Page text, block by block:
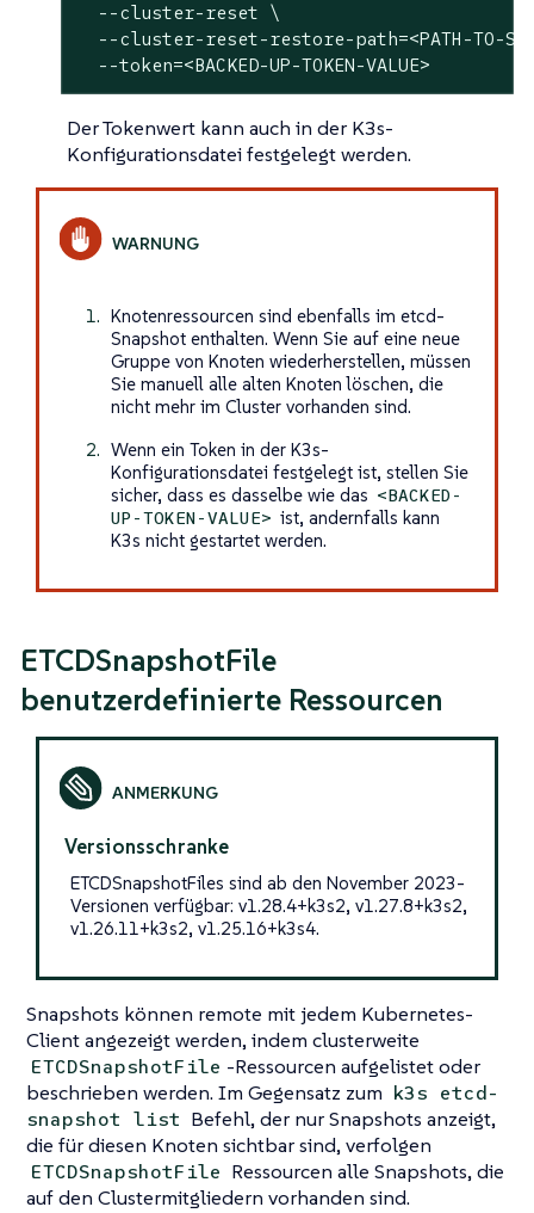
  --cluster-reset \
--cluster-reset-restore-path=<PATH-TO-
  --token=<BACKED-UP-TOKEN-VALUE>
Der Tokenwert kann auch in der K3s-
Konfigurationsdatei festgelegt werden.
Knotenressourcen sind ebenfalls im etcd-
Snapshot enthalten. Wenn Sie auf eine neue
Gruppe von Knoten wiederherstellen, müssen
Sie manuell alle alten Knoten löschen, die
nicht mehr im Cluster vorhanden sind.
Wenn ein Token in der K3s-
Konfigurationsdatei festgelegt ist, stellen Sie
sicher, dass es dasselbe wie das <BACKED-
UP-TOKEN-VALUE> ist, andernfalls kann
K3s nicht gestartet werden.
ETCDSnapshotFile
benutzerdefinierte Ressourcen
Versionsschranke
ETCDSnapshotFiles sind ab den November 2023-
Versionen verfügbar: v1.28.4+k3s2, v1.27.8+k3s2,
v1.26.11+k3s2, v1.25.16+k3s4.
Snapshots können remote mit jedem Kubernetes-
Client angezeigt werden, indem clusterweite
ETCDSnapshotFile -Ressourcen aufgelistet oder
beschrieben werden. Im Gegensatz zum k3s etcd-
snapshot list Befehl, der nur Snapshots anzeigt,
die für diesen Knoten sichtbar sind, verfolgen
ETCDSnapshotFile Ressourcen alle Snapshots, die
auf den Clustermitgliedern vorhanden sind.